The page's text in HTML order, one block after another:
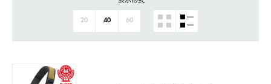
20 40 60